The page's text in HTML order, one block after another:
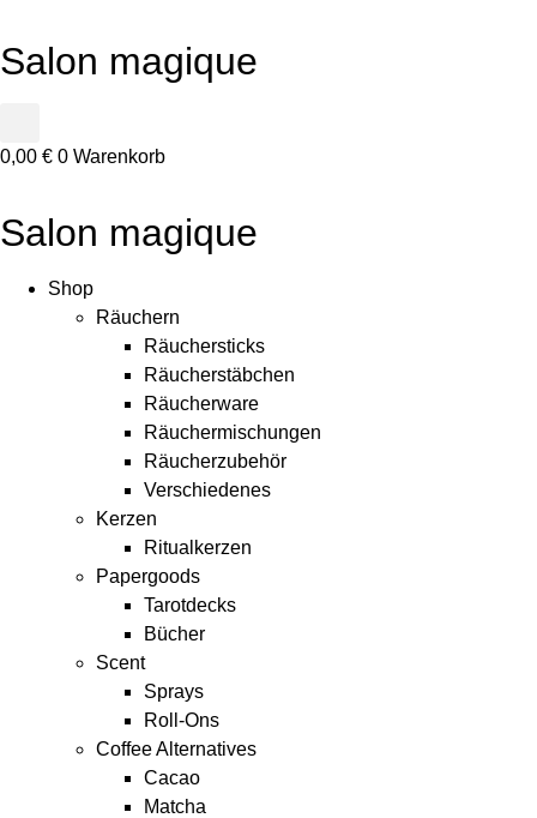
springen
Salon magique
0,00 € 0 Warenkorb
Salon magique
Shop
Räuchern
Räuchersticks
Räucherstäbchen
Räucherware
Räuchermischungen
Räucherzubehör
Verschiedenes
Kerzen
Ritualkerzen
Papergoods
Tarotdecks
Bücher
Scent
Sprays
Roll-Ons
Coffee Alternatives
Cacao
Matcha